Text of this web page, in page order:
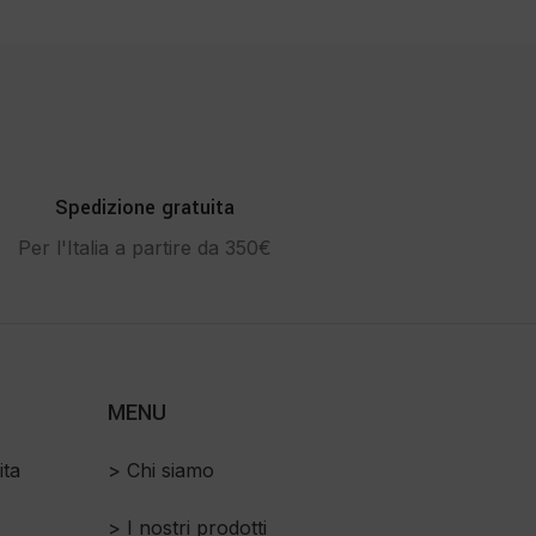
Spedizione gratuita
Per l'Italia a partire da 350€
MENU
> Chi siamo
> I nostri prodotti